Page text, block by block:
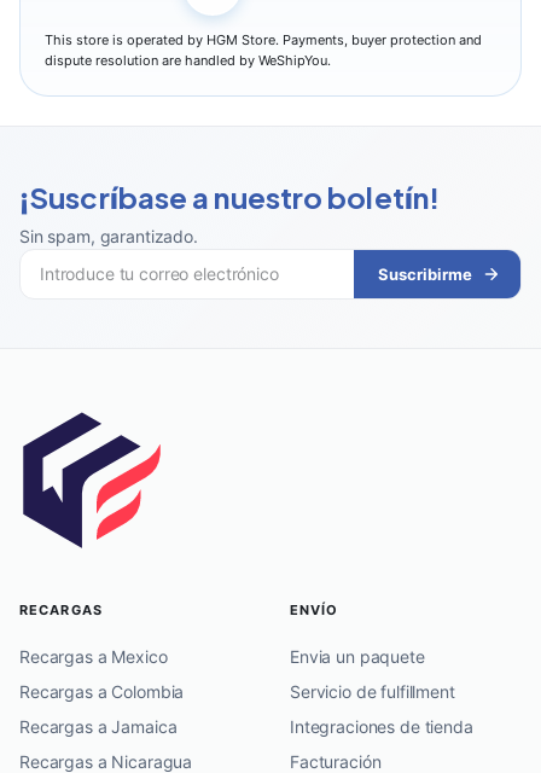
This store is operated by HGM Store. Payments, buyer protection and
dispute resolution are handled by WeShipYou.
¡Suscríbase a nuestro boletín!
Sin spam, garantizado.
Suscribirme
RECARGAS
Recargas a Mexico
Recargas a Colombia
Recargas a Jamaica
Recargas a Nicaragua
ENVÍO
Envia un paquete
Servicio de fulfillment
Integraciones de tienda
Facturación